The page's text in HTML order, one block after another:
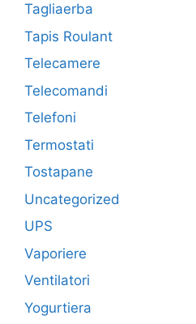
Tagliaerba
Tapis Roulant
Telecamere
Telecomandi
Telefoni
Termostati
Tostapane
Uncategorized
UPS
Vaporiere
Ventilatori
Yogurtiera